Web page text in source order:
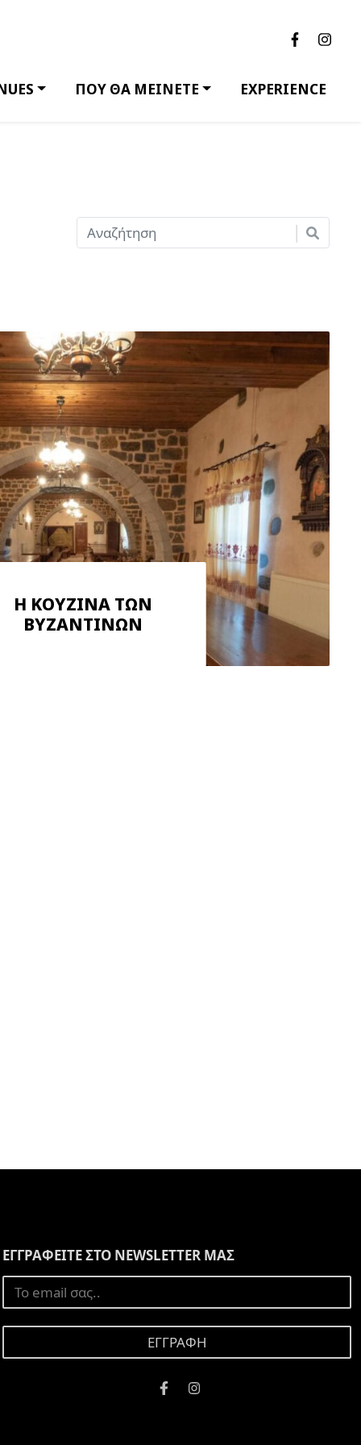
ΠΟΥ ΘΑ ΜΕΙΝΕΤΕ EXPERIENCE
Η ΚΟΥΖΙΝΑ ΤΩΝ
ΒΥΖΑΝΤΙΝΩΝ
ΕΓΓΡΑΦΕΙΤΕ ΣΤΟ NEWSLETTER ΜΑΣ